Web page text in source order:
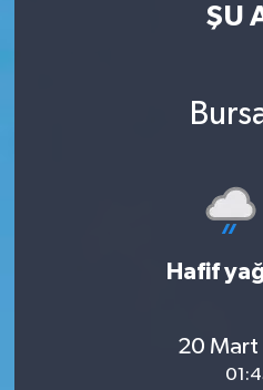
ŞU
Hafif
20 Mart